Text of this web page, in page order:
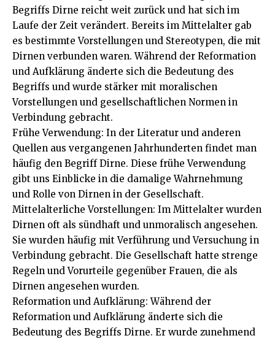
Begriffs Dirne reicht weit zurück und hat sich im
Laufe der Zeit verändert. Bereits im Mittelalter gab
es bestimmte Vorstellungen und Stereotypen, die mit
Dirnen verbunden waren. Während der Reformation
und Aufklärung änderte sich die Bedeutung des
Begriffs und wurde stärker mit moralischen
Vorstellungen und gesellschaftlichen Normen in
Verbindung gebracht.
Frühe Verwendung: In der Literatur und anderen
Quellen aus vergangenen Jahrhunderten findet man
häufig den Begriff Dirne. Diese frühe Verwendung
gibt uns Einblicke in die damalige Wahrnehmung
und Rolle von Dirnen in der Gesellschaft.
Mittelalterliche Vorstellungen: Im Mittelalter wurden
Dirnen oft als sündhaft und unmoralisch angesehen.
Sie wurden häufig mit Verführung und Versuchung in
Verbindung gebracht. Die Gesellschaft hatte strenge
Regeln und Vorurteile gegenüber Frauen, die als
Dirnen angesehen wurden.
Reformation und Aufklärung: Während der
Reformation und Aufklärung änderte sich die
Bedeutung des Begriffs Dirne. Er wurde zunehmend